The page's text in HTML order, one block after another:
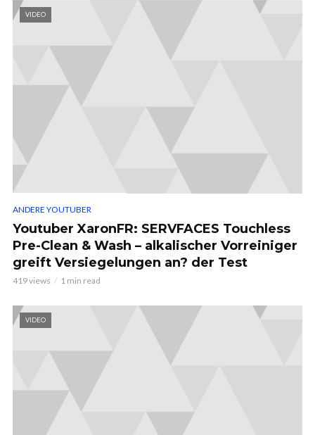
VIDEO
ANDERE YOUTUBER
Youtuber XaronFR: SERVFACES Touchless
Pre-Clean & Wash – alkalischer Vorreiniger
greift Versiegelungen an? der Test
419 views 1 min read
VIDEO